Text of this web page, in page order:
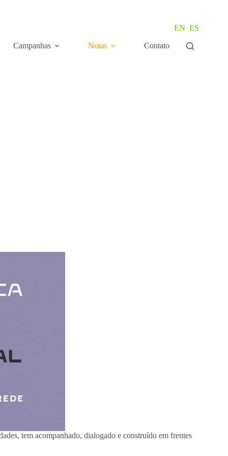
EN ES
Campanhas Notas Contato
tem acompanhado, dialogado e construído em frentes